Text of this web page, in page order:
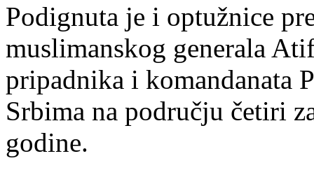
Podignuta je i optužnice
muslimanskog generala
pripadnika i komandanata
Srbima na području četiri
godine.